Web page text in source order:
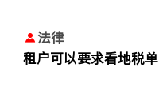
法律
租户可以要求看地税单